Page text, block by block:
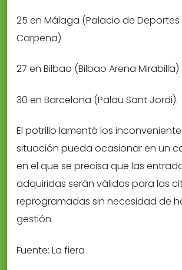
25 en Málaga (Palacio de Deportes
Carpena)
27 en Bilbao (Bilbao Arena Mirabilla)
30 en Barcelona (Palau Sant Jordi).
El potrillo lamentó los
situación pueda ocasionar en un
en el que se precisa que las
adquiridas serán válidas para las
reprogramadas sin necesidad de
gestión.
Fuente: La fiera